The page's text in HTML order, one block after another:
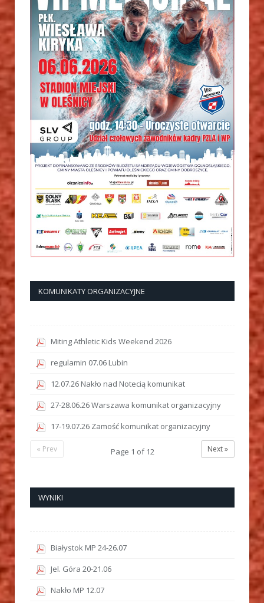
KOMUNIKATY ORGANIZACYJNE
Miting Athletic Kids Weekend 2026
regulamin 07.06 Lubin
12.07.26 Nakło nad Notecią komunikat
27-28.06.26 Warszawa komunikat organizacyjny
17-19.07.26 Zamość komunikat organizacyjny
Next »
Page 1 of12
« Prev
WYNIKI
Białystok MP 24-26.07
Jel. Góra 20-21.06
Nakło MP 12.07